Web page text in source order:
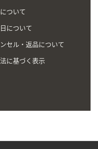
ついて
について
セル・返品について
に基づく表示